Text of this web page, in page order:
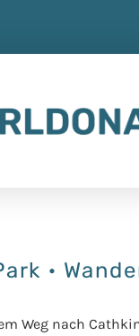
·
Weg nach